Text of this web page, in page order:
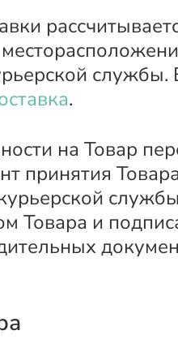
службы.
.
на Товар
принятия
Товара и